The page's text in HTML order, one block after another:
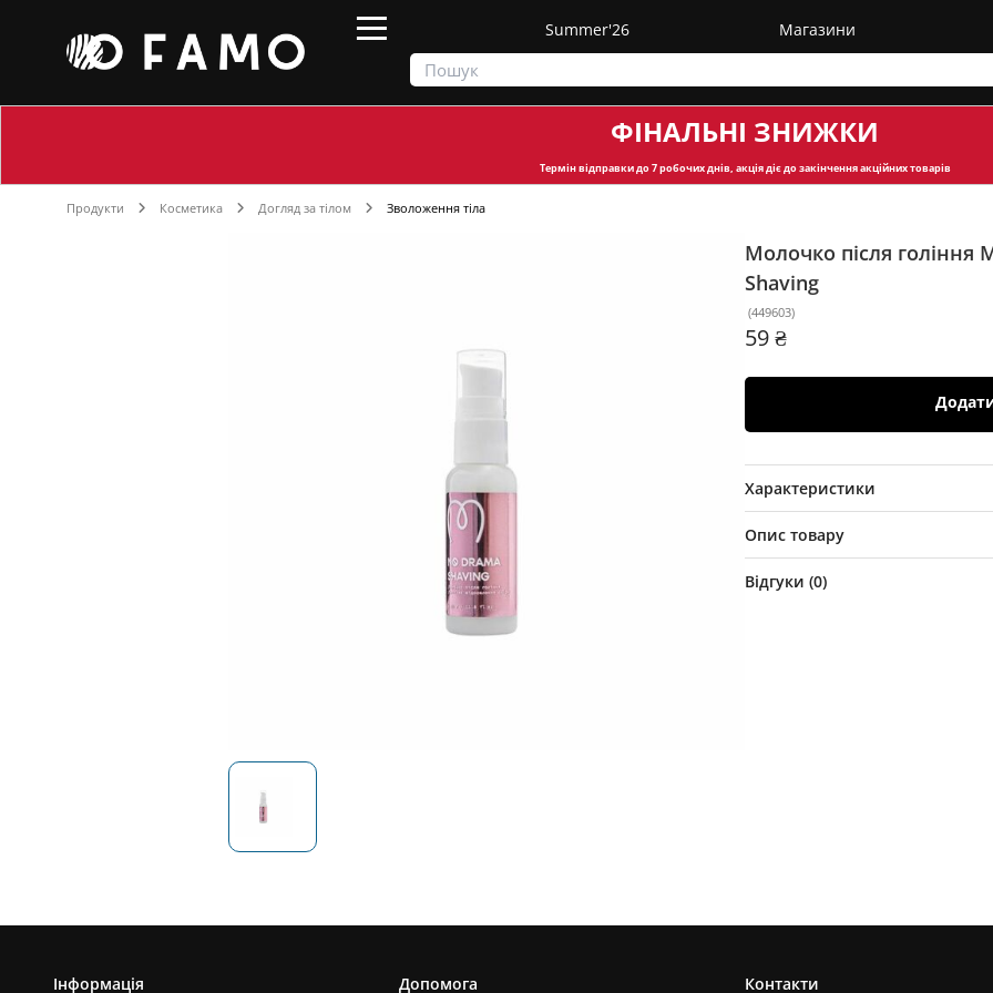
Summer'26 Магазини
ФІНАЛЬНІ ЗНИЖКИ
Термін відправкидо 7 робочих днів, акція діє до закінчення акційних товарів
Продукти Косметика Догляд за тілом Зволоження тіла
Молочко після гоління
Shaving
(449603)
59 ₴
Характеристики
Опис товару
Відгуки (0)
Інформація Допомога Контакти